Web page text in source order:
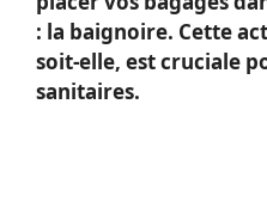
: la baignoire. Cette
soit-elle, est cruciale
sanitaires.